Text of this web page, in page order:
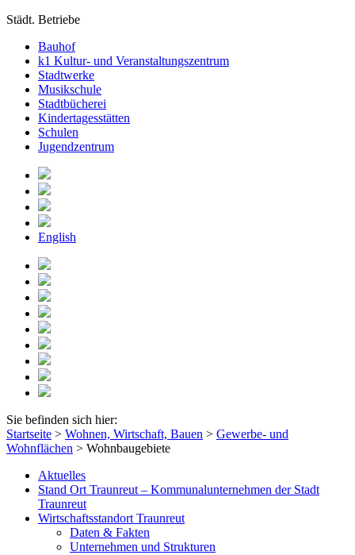
Städt. Betriebe
Bauhof
k1 Kultur- und Veranstaltungszentrum
Stadtwerke
Musikschule
Stadtbücherei
Kindertagesstätten
Schulen
Jugendzentrum
English
Sie befinden sich hier:
Startseite > Wohnen, Wirtschaft, Bauen > Gewerbe- und
Wohnflächen > Wohnbaugebiete
Aktuelles
Stand Ort Traunreut – Kommunalunternehmen der Stadt
Traunreut
Wirtschaftsstandort Traunreut
Daten & Fakten
Unternehmen und Strukturen